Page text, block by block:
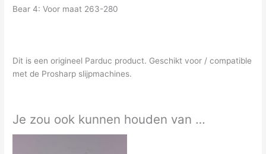
Bear 4: Voor maat 263-280
Dit is een origineel Parduc product. Geschikt voor / compatible
met de Prosharp slijpmachines.
Je zou ook kunnen houden van …